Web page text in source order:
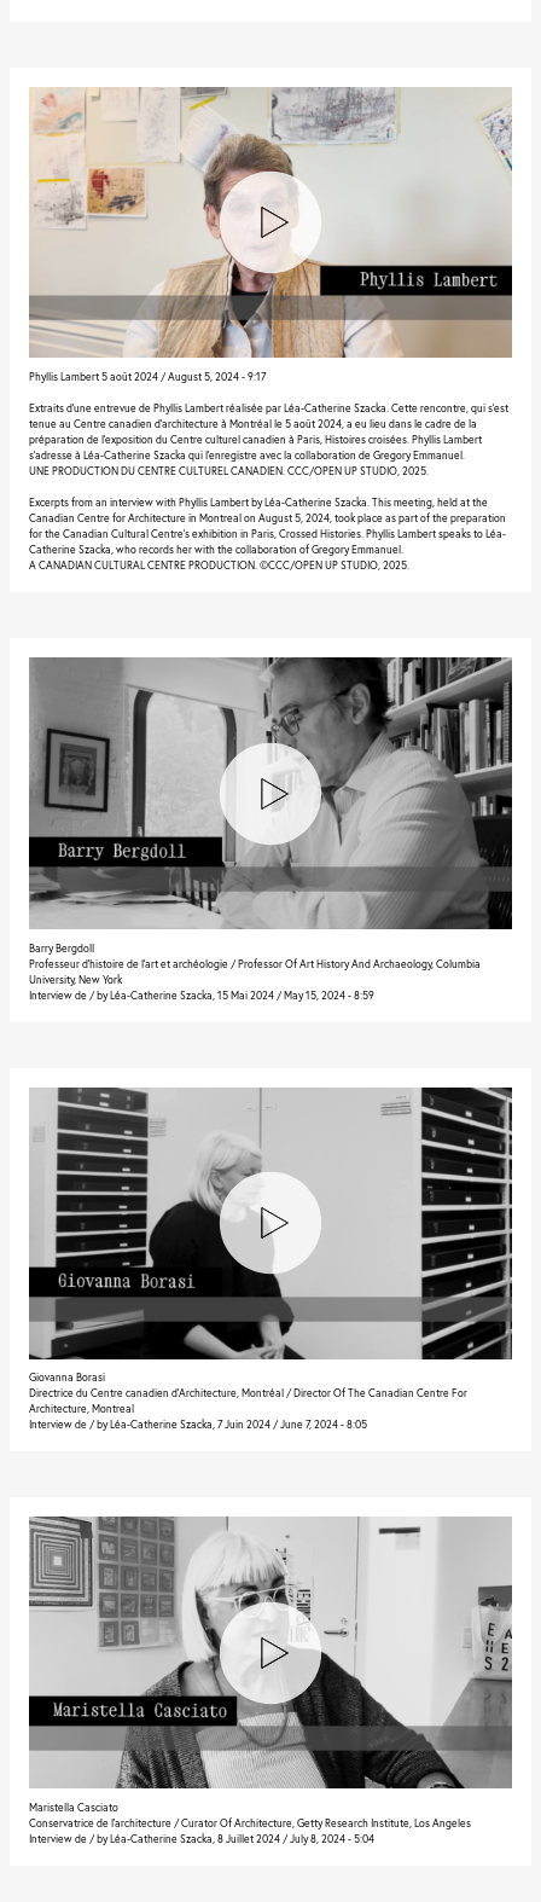
Phyllis Lambert 5 août 2024 / August 5, 2024 - 9:17
Extraits d’une entrevue de Phyllis Lambert réalisée par Léa-Catherine Szacka. Cette rencontre, qui s’est
tenue au Centre canadien d’architecture à Montréal le 5 août 2024, a eu lieu dans le cadre de la
préparation de l’exposition du Centre culturel canadien à Paris, Histoires croisées. Phyllis Lambert
s’adresse à Léa-Catherine Szacka qui l’enregistre avec la collaboration de Gregory Emmanuel.
UNE PRODUCTION DU CENTRE CULTUREL CANADIEN. CCC/OPEN UP STUDIO, 2025.
Excerpts from an interview with Phyllis Lambert by Léa-Catherine Szacka. This meeting, held at the
Canadian Centre for Architecture in Montreal on August 5, 2024, took place as part of the preparation
for the Canadian Cultural Centre’s exhibition in Paris, Crossed Histories. Phyllis Lambert speaks to Léa-
Catherine Szacka, who records her with the collaboration of Gregory Emmanuel.
A CANADIAN CULTURAL CENTRE PRODUCTION. ©CCC/OPEN UP STUDIO, 2025.
Barry Bergdoll
Professeur d’histoire de l’art et archéologie / Professor Of Art History And Archaeology, Columbia
University, New York
Interview de / by Léa-Catherine Szacka, 15 Mai 2024 / May 15, 2024 - 8:59
Giovanna Borasi
Directrice du Centre canadien d’Architecture, Montréal / Director Of The Canadian Centre For
Architecture, Montreal
Interview de / by Léa-Catherine Szacka, 7 Juin 2024 / June 7, 2024 - 8:05
Maristella Casciato
Conservatrice de l’architecture / Curator Of Architecture, Getty Research Institute, Los Angeles
Interview de / by Léa-Catherine Szacka, 8 Juillet 2024 / July 8, 2024 - 5:04